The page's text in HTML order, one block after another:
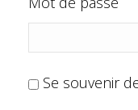
Se souvenir